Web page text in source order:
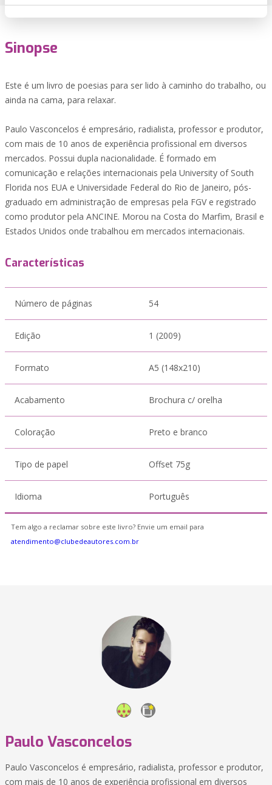
Sinopse
Este é um livro de poesias para ser lido à caminho do trabalho, ou
ainda na cama, para relaxar.
Paulo Vasconcelos é empresário, radialista, professor e produtor,
com mais de 10 anos de experiência profissional em diversos
mercados. Possui dupla nacionalidade. É formado em
comunicação e relações internacionais pela University of South
Florida nos EUA e Universidade Federal do Rio de Janeiro, pós-
graduado em administração de empresas pela FGV e registrado
como produtor pela ANCINE. Morou na Costa do Marfim, Brasil e
Estados Unidos onde trabalhou em mercados internacionais.
Características
Número de páginas 54
Edição 1 (2009)
Formato A5 (148x210)
Acabamento Brochura c/ orelha
Coloração Preto e branco
Tipo de papel Offset 75g
Idioma Português
Tem algo a reclamar sobre este livro? Envie um email para
atendimento@clubedeautores.com.br
Paulo Vasconcelos
Paulo Vasconcelos é empresário, radialista, professor e produtor,
com mais de 10 anos de experiência profissional em diversos